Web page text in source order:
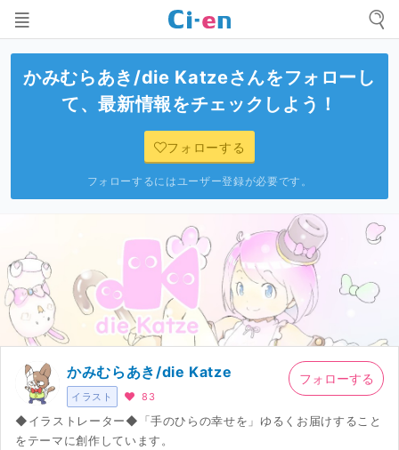
かみむらあき/die Katzeさんをフォローし
て、最新情報をチェックしよう！
フォローする
フォローするにはユーザー登録が必要です。
イラスト
かみむらあき/die Katze
83
◆イラストレーター◆「手のひらの幸せを」ゆるくお届けすること
をテーマに創作しています。
フォローする